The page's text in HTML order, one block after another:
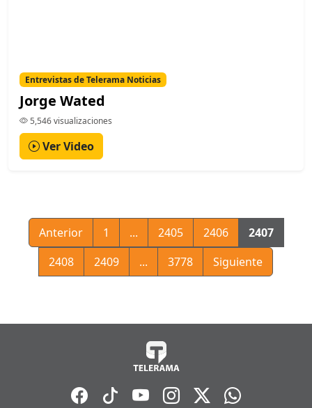
Entrevistas de Telerama Noticias
Jorge Wated
5,546 visualizaciones
Ver Video
Anterior 1 ... 2405 2406
2407
2408
2409 ... 3778 Siguiente